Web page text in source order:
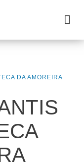
DA AMOREIRA